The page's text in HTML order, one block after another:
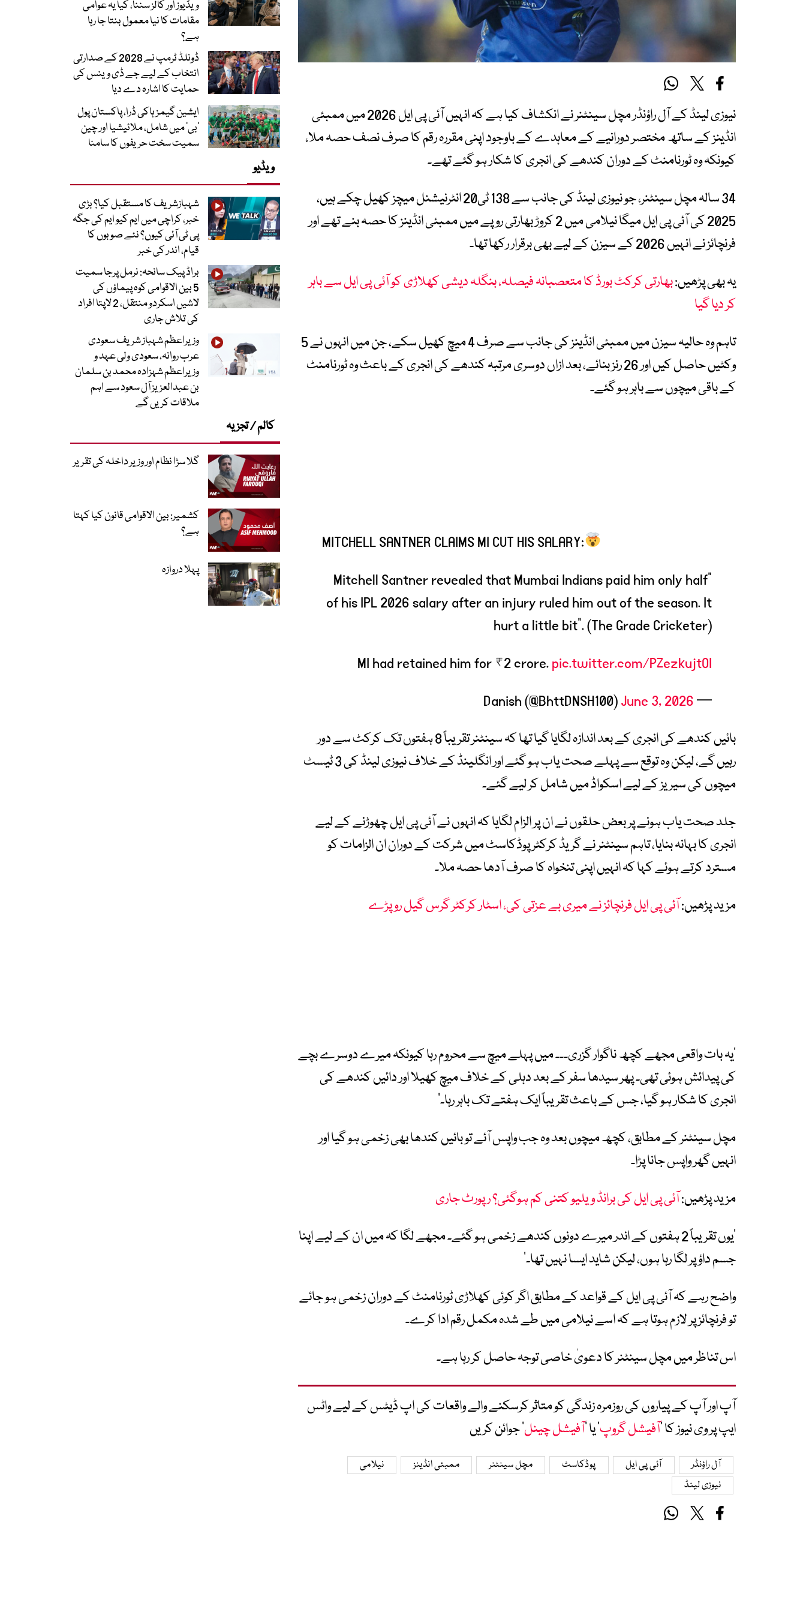
نیوزی لینڈ کے آل راؤنڈر مچل سینٹنر نے انکشاف کیا ہے کہ انہیں آئی پی ایل 2026 میں ممبئی
انڈینز کے ساتھ مختصر دورانیے کے معاہدے کے باوجود اپنی مقررہ رقم کا صرف نصف حصہ ملا،
کیونکہ وہ ٹورنامنٹ کے دوران کندھے کی انجری کا شکار ہو گئے تھے۔
34 سالہ مچل سینٹنر، جو نیوزی لینڈ کی جانب سے 138 ٹی20 انٹرنیشنل میچز کھیل چکے ہیں،
2025 کی آئی پی ایل میگا نیلامی میں 2 کروڑ بھارتی روپے میں ممبئی انڈینز کا حصہ بنے تھے اور
فرنچائز نے انہیں 2026 کے سیزن کے لیے بھی برقرار رکھا تھا۔
یہ بھی پڑھیں:بھارتی کرکٹ بورڈ کا متعصبانہ فیصلہ، بنگلہ دیشی کھلاڑی کو آئی پی ایل سے باہر
کر دیا گیا
تاہم وہ حالیہ سیزن میں ممبئی انڈینز کی جانب سے صرف 4 میچ کھیل سکے، جن میں انہوں نے 5
وکٹیں حاصل کیں اور 26 رنز بنائے، بعد ازاں دوسری مرتبہ کندھے کی انجری کے باعث وہ ٹورنامنٹ
کے باقی میچوں سے باہر ہو گئے۔
MITCHELL SANTNER CLAIMS MI CUT HIS SALARY:
"Mitchell Santner revealed that Mumbai Indians paid him only half
of his IPL 2026 salary after an injury ruled him out of the season. It
hurt a little bit". (The Grade Cricketer)
MI had retained him for ₹2 crore.pic.twitter.com/PZezkujtOI
— Danish (@BhttDNSH100)
June 3, 2026
بائیں کندھے کی انجری کے بعد اندازہ لگایا گیا تھا کہ سینٹنر تقریباً 8 ہفتوں تک کرکٹ سے دور
رہیں گے، لیکن وہ توقع سے پہلے صحت یاب ہو گئے اور انگلینڈ کے خلاف نیوزی لینڈ کی 3 ٹیسٹ
میچوں کی سیریز کے لیے اسکواڈ میں شامل کر لیے گئے۔
جلد صحت یاب ہونے پر بعض حلقوں نے ان پر الزام لگایا کہ انہوں نے آئی پی ایل چھوڑنے کے لیے
انجری کا بہانہ بنایا، تاہم سینٹنر نے گریڈ کرکٹر پوڈکاسٹ میں شرکت کے دوران ان الزامات کو
مسترد کرتے ہوئے کہا کہ انہیں اپنی تنخواہ کا صرف آدھا حصہ ملا۔
مزید پڑھیں:آئی پی ایل فرنچائز نے میری بے عزتی کی، اسٹار کرکٹر گرس گیل رو پڑے
’یہ بات واقعی مجھے کچھ ناگوار گزری۔۔۔ میں پہلے میچ سے محروم رہا کیونکہ میرے دوسرے بچے
کی پیدائش ہوئی تھی۔ پھر سیدھا سفر کے بعد دہلی کے خلاف میچ کھیلا اور دائیں کندھے کی
انجری کا شکار ہو گیا، جس کے باعث تقریباً ایک ہفتے تک باہر رہا۔‘
مچل سینٹنر کے مطابق، کچھ میچوں بعد وہ جب واپس آئے تو بائیں کندھا بھی زخمی ہو گیا اور
انہیں گھر واپس جانا پڑا۔
مزید پڑھیں:آئی پی ایل کی برانڈ ویلیو کتنی کم ہوگئی؟ رپورٹ جاری
’یوں تقریباً 2 ہفتوں کے اندر میرے دونوں کندھے زخمی ہو گئے۔ مجھے لگا کہ میں ان کے لیے اپنا
جسم داؤ پر لگا رہا ہوں، لیکن شاید ایسا نہیں تھا۔‘
واضح رہے کہ آئی پی ایل کے قواعد کے مطابق اگر کوئی کھلاڑی ٹورنامنٹ کے دوران زخمی ہو جائے
تو فرنچائز پر لازم ہوتا ہے کہ اسے نیلامی میں طے شدہ مکمل رقم ادا کرے۔
اس تناظر میں مچل سینٹنر کا دعویٰ خاصی توجہ حاصل کر رہا ہے۔
آپ اور آپ کے پیاروں کی روزمرہ زندگی کو متاثر کرسکنے والے واقعات کی اپ ڈیٹس کے لیے واٹس
ایپ پر وی نیوز کا ’آفیشل گروپ‘ یا ’آفیشل چینل‘ جوائن کریں
آل راؤنڈر آئی پی ایل پوڈکاسٹ مچل سینٹنر ممبئی انڈینز
نیلامی
نیوزی لینڈ
ویڈیوز اور کالز سننا، کیا یہ عوامی
مقامات کا نیا معمول بنتا جا رہا
ہے؟
ڈونلڈ ٹرمپ نے 2028 کے صدارتی
انتخاب کے لیے جے ڈی وینس کی
حمایت کا اشارہ دے دیا
ایشین گیمز ہاکی ڈرا، پاکستان پول
’بی‘ میں شامل، ملائیشیا اور چین
سمیت سخت حریفوں کا سامنا
ویڈیو
شہبازشریف کا مستقبل کیا؟ بڑی
خبر، کراچی میں ایم کیو ایم کی جگہ
پی ٹی آئی کیوں؟ نئے صوبوں کا
قیام، اندر کی خبر
براڈ پیک سانحہ: نرمل پرجا سمیت
5 بین الاقوامی کوہ پیماؤں کی
لاشیں اسکردو منتقل، 2 لاپتا افراد
کی تلاش جاری
وزیراعظم شہباز شریف سعودی
عرب روانہ، سعودی ولی عہد و
وزیراعظم شہزادہ محمد بن سلمان
بن عبدالعزیز آل سعود سے اہم
ملاقات کریں گے
کالم / تجزیہ
گلا سڑا نظام اور وزیر داخلہ کی تقریر
کشمیر: بین الاقوامی قانون کیا کہتا
ہے؟
پہلا دروازہ